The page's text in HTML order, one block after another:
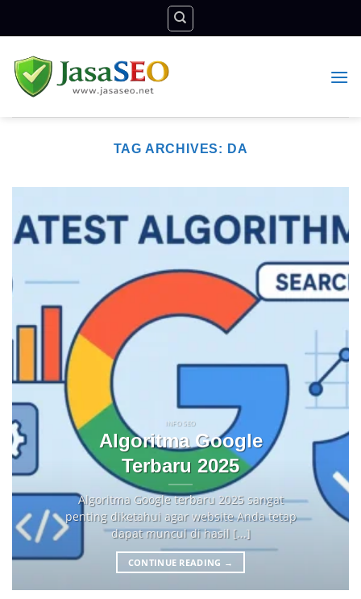
TAG ARCHIVES: DA
INFO SEO
Algoritma Google
Terbaru 2025
Algoritma Google terbaru 2025 sangat
penting diketahui agar website Anda tetap
dapat muncul di hasil [...]
CONTINUE READING →